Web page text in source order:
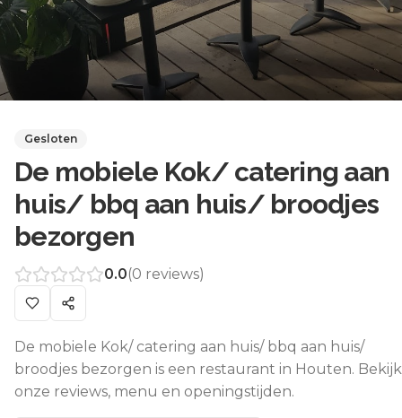
Gesloten
De mobiele Kok/ catering aan
huis/ bbq aan huis/ broodjes
bezorgen
0.0(0 reviews)
De mobiele Kok/ catering aan huis/ bbq aan huis/
broodjes bezorgen is een restaurant in Houten. Bekijk
onze reviews, menu en openingstijden.